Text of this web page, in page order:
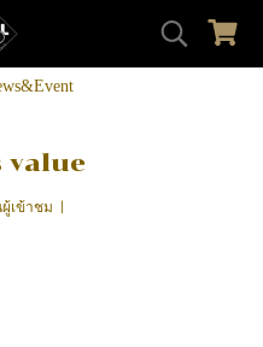
value
เข้าชม